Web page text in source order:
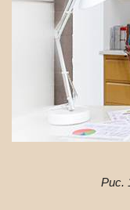
Рис.